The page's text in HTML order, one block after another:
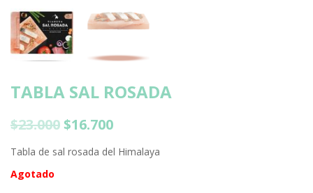
TABLA SAL ROSADA
$23.000 $16.700
Tabla de sal rosada del Himalaya
Agotado